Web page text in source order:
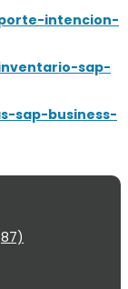
intencion-
sap-
sap-business-